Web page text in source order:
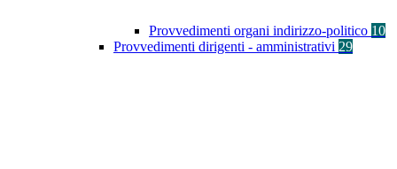
Provvedimenti organi indirizzo-politico 10
Provvedimenti dirigenti - amministrativi 29